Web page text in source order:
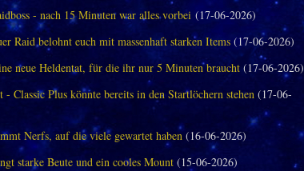
- nach 15 Minuten war alles vorbei(17-06-2026)
Raid belohnt euch mit massenhaft starken Items(17-06-2026)
neue Heldentat, für die ihr nur 5 Minuten braucht(17-06-2026)
- Classic Plus könnte bereits in den Startlöchern stehen(17-06-
Nerfs, auf die viele gewartet haben(16-06-2026)
starke Beute und ein cooles Mount(15-06-2026)